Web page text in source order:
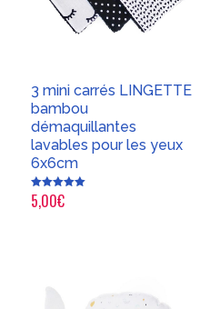
3 mini carrés LINGETTE
bambou
démaquillantes
lavables pour les yeux
6x6cm
Note
5.00
5,00€